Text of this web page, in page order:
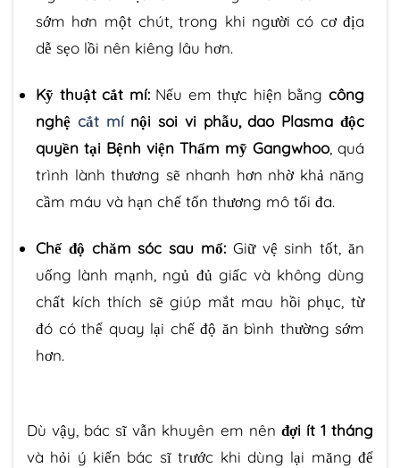
sớm hơn một chút, trong khi người có cơ địa
dễ sẹo lồi nên kiêng lâu hơn.
Kỹ thuật cắt mí:Nếu em thực hiện bằngcông
nghệ cắt mínội soi vi phẫu, dao Plasma độc
quyền tại Bệnh viện Thẩm mỹ Gangwhoo , quá
trình lành thương sẽ nhanh hơn nhờ khả năng
cầm máu và hạn chế tổn thương mô tối đa.
Chế độ chăm sóc sau mổ: Giữ vệ sinh tốt, ăn
uống lành mạnh, ngủ đủ giấc và không dùng
chất kích thích sẽ giúp mắt mau hồi phục, từ
đó có thể quay lại chế độ ăn bình thường sớm
hơn.
Dù vậy, bác sĩ vẫn khuyên em nên đợi ít 1 tháng
và hỏi ý kiến bác sĩ trước khi dùng lại măng để